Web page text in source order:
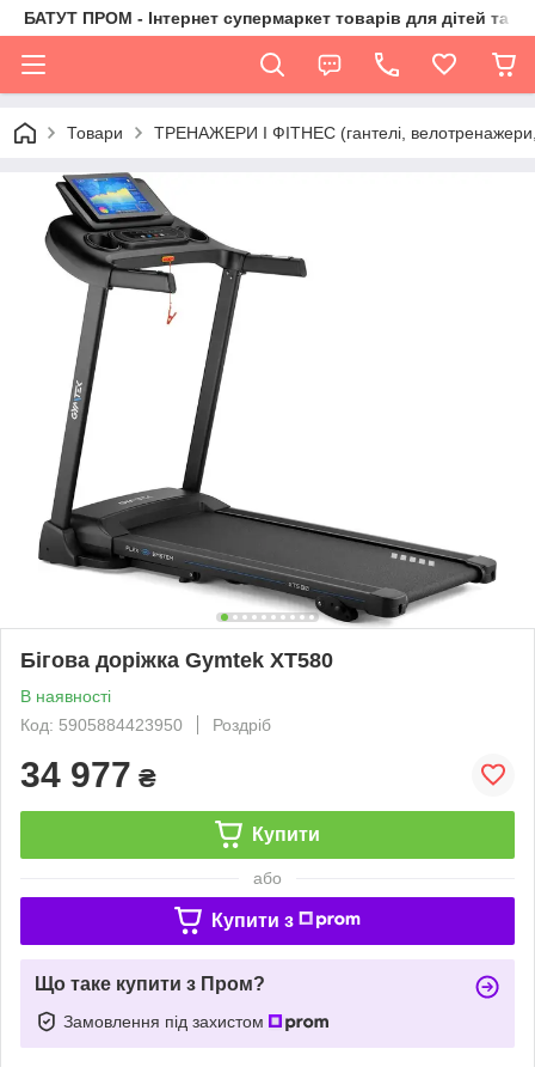
БАТУТ ПРОМ - Інтернет супермаркет товарів для дітей та їх
Товари ТРЕНАЖЕРИ І ФІТНЕС (гантелі, велотренажери,
Бігова доріжка Gymtek XT580
В наявності
Код: 5905884423950
Роздріб
34 977 ₴
Купити
або
Купити з
Що таке купити з Пром?
Замовлення під захистом